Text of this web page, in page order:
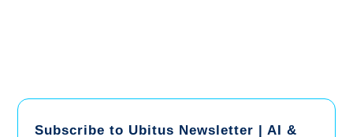
Subscribe to Ubitus Newsletter | AI &